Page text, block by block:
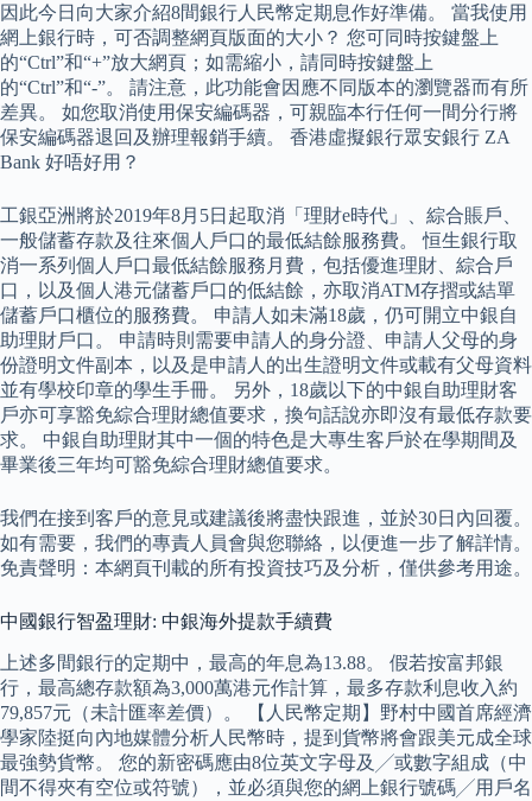
因此今日向大家介紹8間銀行人民幣定期息作好準備。 當我使用
網上銀行時，可否調整網頁版面的大小？ 您可同時按鍵盤上
的“Ctrl”和“+”放大網頁；如需縮小，請同時按鍵盤上
的“Ctrl”和“-”。 請注意，此功能會因應不同版本的瀏覽器而有所
差異。 如您取消使用保安編碼器，可親臨本行任何一間分行將
保安編碼器退回及辦理報銷手續。 香港虛擬銀行眾安銀行 ZA
Bank 好唔好用？
工銀亞洲將於2019年8月5日起取消「理財e時代」、綜合賬戶、
一般儲蓄存款及往來個人戶口的最低結餘服務費。 恒生銀行取
消一系列個人戶口最低結餘服務月費，包括優進理財、綜合戶
口，以及個人港元儲蓄戶口的低結餘，亦取消ATM存摺或結單
儲蓄戶口櫃位的服務費。 申請人如未滿18歲，仍可開立中銀自
助理財戶口。 申請時則需要申請人的身分證、申請人父母的身
份證明文件副本，以及是申請人的出生證明文件或載有父母資料
並有學校印章的學生手冊。 另外，18歲以下的中銀自助理財客
戶亦可享豁免綜合理財總值要求，換句話說亦即沒有最低存款要
求。 中銀自助理財其中一個的特色是大專生客戶於在學期間及
畢業後三年均可豁免綜合理財總值要求。
我們在接到客戶的意見或建議後將盡快跟進，並於30日內回覆。
如有需要，我們的專責人員會與您聯絡，以便進一步了解詳情。
免責聲明：本網頁刊載的所有投資技巧及分析，僅供參考用途。
中國銀行智盈理財: 中銀海外提款手續費
上述多間銀行的定期中，最高的年息為13.88。 假若按富邦銀
行，最高總存款額為3,000萬港元作計算，最多存款利息收入約
79,857元（未計匯率差價）。 【人民幣定期】​​野村中國首席經濟
學家陸挺向內地媒體分析人民幣時，提到貨幣將會跟美元成全球
最強勢貨幣。 您的新密碼應由8位英文字母及╱或數字組成（中
間不得夾有空位或符號），並必須與您的網上銀行號碼╱用戶名